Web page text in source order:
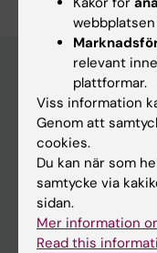
Huvudmeny
Utbildning
Forskarutbildning
Forskning
Om KI
relevant
plattformar.
Viss information
Genom att
cookies.
Du kan när som
samtycke via
sidan.
Mer information
Read this